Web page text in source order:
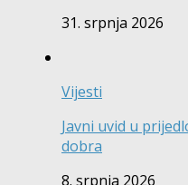
31. srpnja 2026
Vijesti
Javni uvid u
dobra
8. srpnja 2026